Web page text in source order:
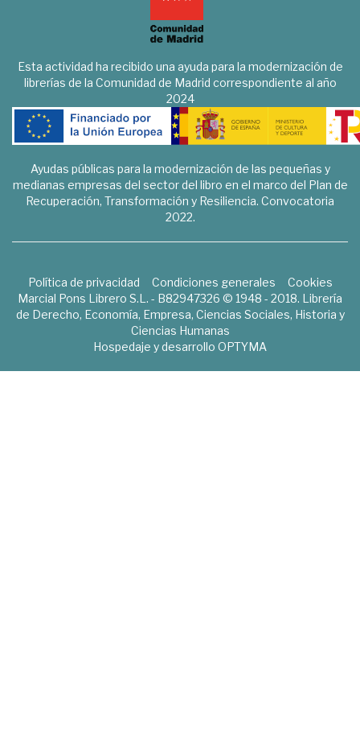
Esta actividad ha recibido una ayuda para la modernización de
librerías de la Comunidad de Madrid correspondiente al año
2024
Ayudas públicas para la modernización de las pequeñas y
medianas empresas del sector del libro en el marco del Plan de
Recuperación, Transformación y Resiliencia. Convocatoria
2022.
Política de privacidad Condiciones generales
Cookies
Marcial Pons Librero S.L. - B82947326 © 1948 - 2018. Librería
de Derecho, Economía, Empresa, Ciencias Sociales, Historia y
Ciencias Humanas
Hospedaje y desarrollo OPTYMA